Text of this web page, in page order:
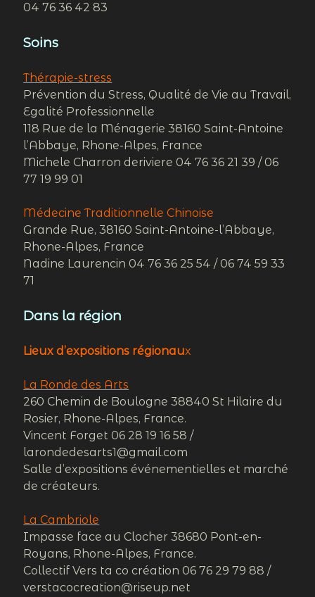
04 76 36 42 83
Soins
Thérapie-stress
Prévention du Stress, Qualité de Vie au Travail,
Egalité Professionnelle
118 Rue de la Ménagerie 38160 Saint-Antoine
l’Abbaye, Rhone-Alpes, France
Michele Charron deriviere 04 76 36 21 39 / 06
77 19 99 01
Médecine Traditionnelle Chinoise
Grande Rue, 38160 Saint-Antoine-l’Abbaye,
Rhone-Alpes, France
Nadine Laurencin 04 76 36 25 54 / 06 74 59 33
71
Dans la région
Lieux d’expositions régionaux
La Ronde des Arts
260 Chemin de Boulogne 38840 St Hilaire du
Rosier, Rhone-Alpes, France.
Vincent Forget 06 28 19 16 58 /
larondedesarts1@gmail.com
Salle d’expositions événementielles et marché
de créateurs.
La Cambriole
Impasse face au Clocher 38680 Pont-en-
Royans, Rhone-Alpes, France.
Collectif Vers ta co création 06 76 29 79 88 /
verstacocreation@riseup.net